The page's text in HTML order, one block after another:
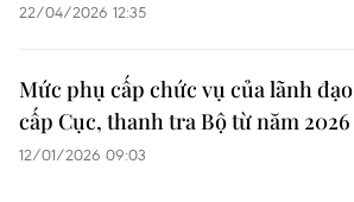
22/04/2026 12:35
Mức phụ cấp chức vụ của lãnh đạo
cấp Cục, thanh tra Bộ từ năm 2026
12/01/2026 09:03